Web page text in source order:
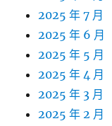
2025 年 7 月
2025 年 6 月
2025 年 5 月
2025 年 4 月
2025 年 3 月
2025 年 2 月